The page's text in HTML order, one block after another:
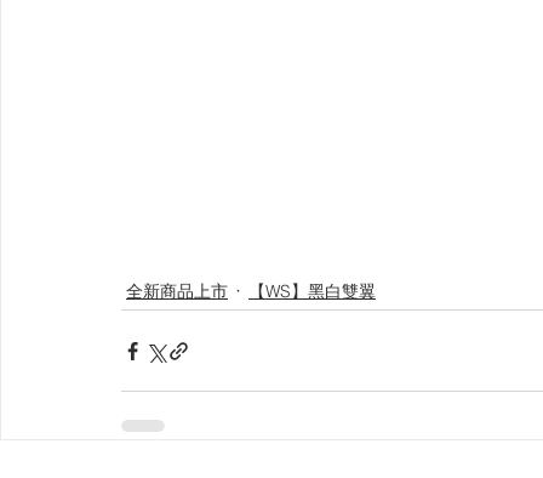
全新商品上市 【WS】黑白雙翼